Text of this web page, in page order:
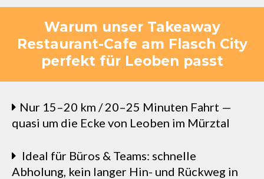
Warum unser Takeaway
Restaurant-Cafe am Flasch City
perfekt für Leoben passt
Nur 15–20 km / 20–25 Minuten Fahrt —
quasi um die Ecke von Leoben im Mürztal
Ideal für Büros & Teams: schnelle
Abholung, kein langer Hin- und Rückweg in